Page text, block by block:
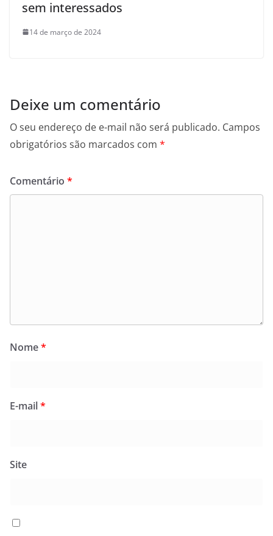
sem interessados
14 de março de 2024
Deixe um comentário
O seu endereço de e-mail não será publicado. Campos
obrigatórios são marcados com *
Comentário *
Nome*
E-mail*
Site